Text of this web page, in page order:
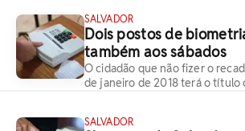
SALVADOR
Dois postos de
também aos sábados
O cidadão que não fizer o
de janeiro de 2018 terá o título
SALVADOR